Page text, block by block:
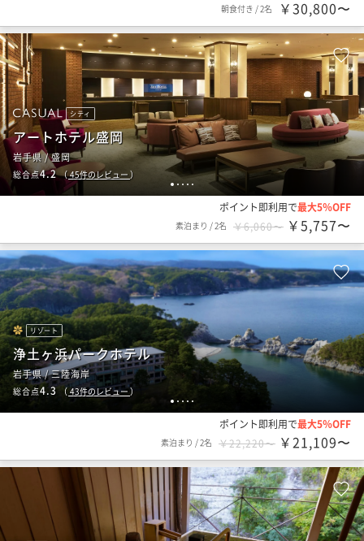
朝食付き /2名 ￥30,800〜
1 2 3 4 5
シティ
アートホテル盛岡
岩手県 / 盛岡
総合点4.2（45件のレビュー）
ポイント即利用で最大5％OFF
素泊まり /2名 ￥6,060〜 ￥5,757〜
1 2 3 4 5
リゾート
浄土ヶ浜パークホテル
岩手県 / 三陸海岸
総合点4.3 （ 43件のレビュー）
ポイント即利用で最大5％OFF
素泊まり /2名 ￥22,220〜 ￥21,109〜